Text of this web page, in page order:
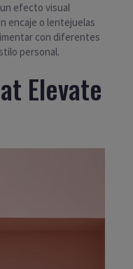
efecto visual
encaje o lentejuelas
con diferentes
personal.
Elevate